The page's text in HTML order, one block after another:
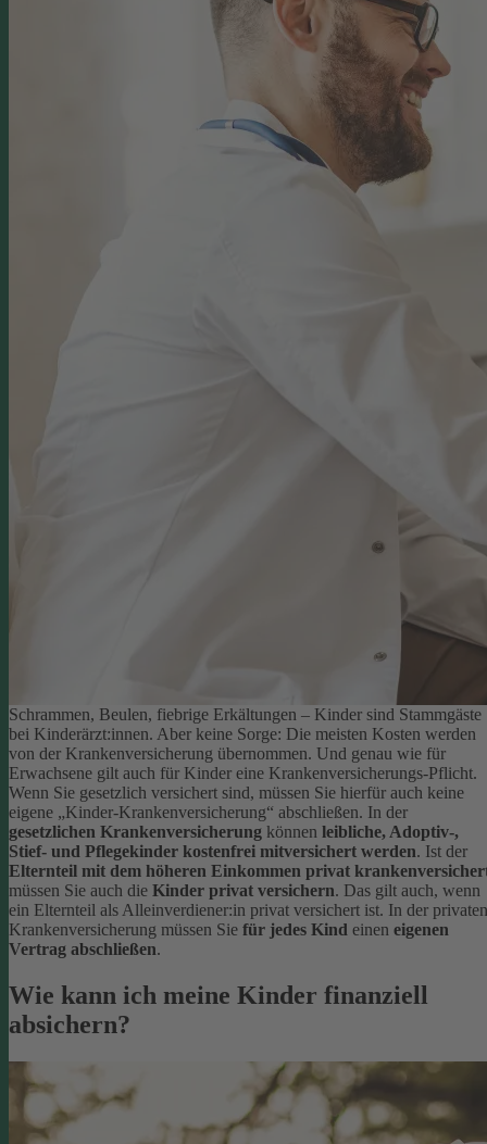
Schrammen, Beulen, fiebrige Erkältungen – Kinder sind Stammgäste
bei Kinderärzt:innen. Aber keine Sorge: Die meisten Kosten werden
von der Krankenversicherung übernommen. Und genau wie für
Erwachsene gilt auch für Kinder eine Krankenversicherungs-Pflicht.
Wenn Sie gesetzlich versichert sind, müssen Sie hierfür auch keine
eigene „Kinder-Krankenversicherung“ abschließen. In der
gesetzlichen Krankenversicherung können leibliche, Adoptiv-,
Stief- und Pflegekinder kostenfrei mitversichert werden. Ist der
Elternteil mit dem höheren Einkommen privat
müssen Sie auch die Kinder privat versichern. Das gilt auch, wenn
ein Elternteil als Alleinverdiener:in privat versichert ist. In der privaten
Krankenversicherung müssen Sie für jedes Kind einen eigenen
Vertrag abschließen.
Wie kann ich meine Kinder finanziell
absichern?